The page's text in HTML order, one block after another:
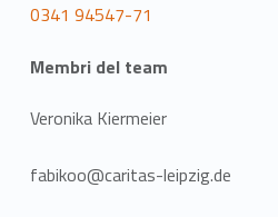
0341 94547-71
Membri del team
Veronika Kiermeier
fabikoo@caritas-leipzig.de